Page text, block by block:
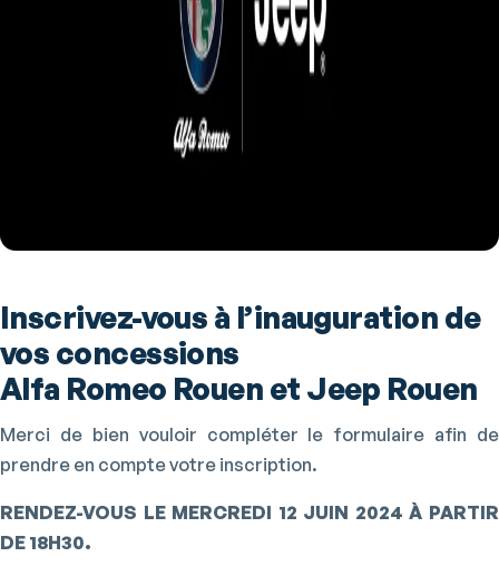
Inscrivez-vous à l’inauguration de
vos concessions
Alfa Romeo Rouen et Jeep Rouen
Merci de bien vouloir compléter le formulaire afin de
prendre en compte votre inscription.
RENDEZ-VOUS LE MERCREDI 12 JUIN 2024 À PARTIR
DE 18H30.